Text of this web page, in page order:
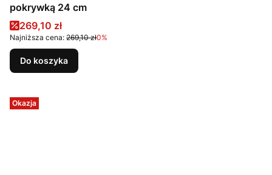
pokrywką 24 cm
Cena promocyjna
269,10 zł
Najniższa cena: 269,10 zł0%
Do koszyka
Okazja